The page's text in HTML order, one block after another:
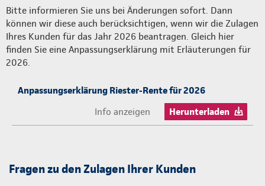
Bitte informieren Sie uns bei Änderungen sofort. Dann
können wir diese auch berücksichtigen, wenn wir die Zulagen
Ihres Kunden für das Jahr 2026 beantragen. Gleich hier
finden Sie eine Anpassungserklärung mit Erläuterungen für
2026.
Anpassungserklärung Riester-Rente für 2026
Info anzeigen
Herunterladen
Fragen zu den Zulagen Ihrer Kunden